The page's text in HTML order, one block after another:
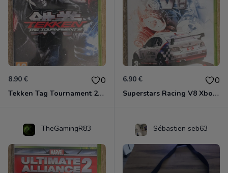
8.90 € 0
Tekken Tag Tournament 2 Xbox 360
6.90 € 0
Superstars Racing V8 Xbox 360
TheGamingR83 Sébastien seb63